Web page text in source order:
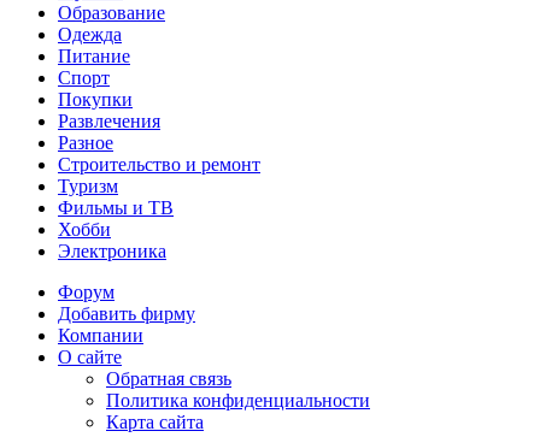
Образование
Одежда
Питание
Спорт
Покупки
Развлечения
Разное
Строительство и ремонт
Туризм
Фильмы и ТВ
Хобби
Электроника
Форум
Добавить фирму
Компании
О сайте
Обратная связь
Политика конфиденциальности
Карта сайта